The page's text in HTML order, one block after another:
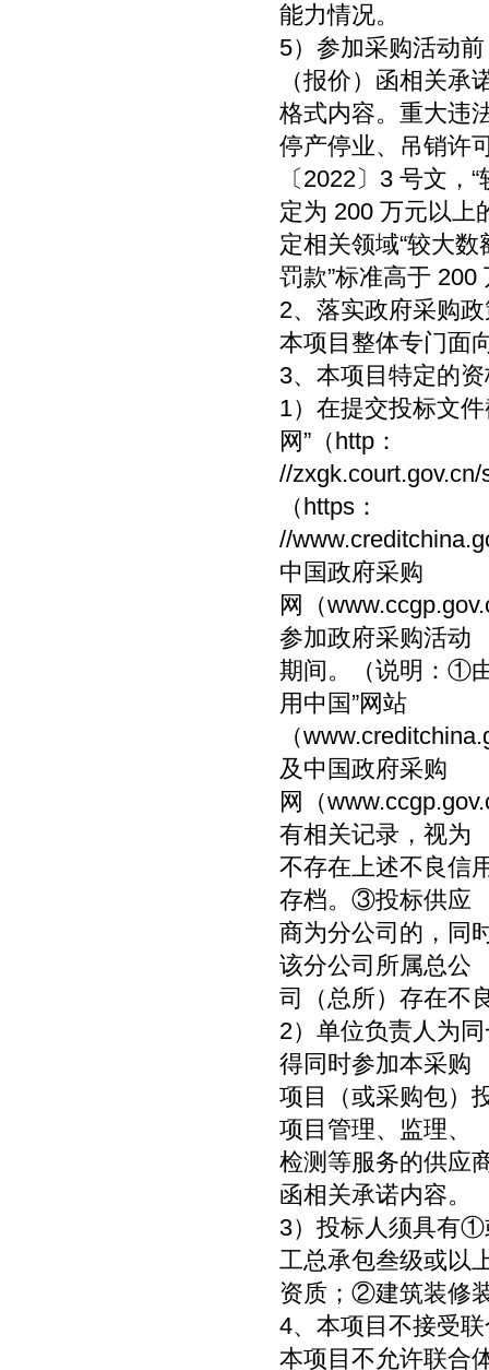
能力情况。
5）参加采购活动
（报价）函相关承
格式内容。重大违
停产停业、吊销许
〔2022〕3 号文，
定为 200 万元以上
定相关领域“较大数
罚款”标准高于
2、落实政府采购
本项目整体专门面
3、本项目特定的
1）在提交投标文
网”（http：
//zxgk.court.gov.cn/
（https：
//
中国政府采购
网（
参加政府采购活动
期间。（说明：①
用中国”网站
（
及中国政府采购
网（
有相关记录，视为
不存在上述不良信
存档。③投标供应
商为分公司的，同
该分公司所属总公
司（总所）存在不
2）单位负责人为
得同时参加本采购
项目（或采购包）
项目管理、监理、
检测等服务的供应
函相关承诺内容。
3）投标人须具有
工总承包叁级或以
资质；②建筑装修
4、本项目不接受
本项目不允许联合